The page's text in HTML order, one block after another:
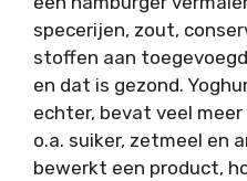
specerijen, zout,
stoffen aan
en dat is gezond.
echter, bevat veel
o.a. suiker, zetmeel en
bewerkt een product,